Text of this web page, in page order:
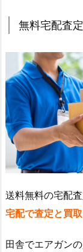
無料宅配査
送料無料の宅配
宅配で査定と買
田舎でエアガン